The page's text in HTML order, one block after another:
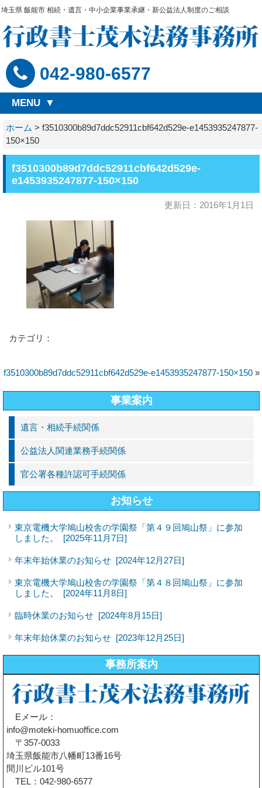
埼玉県 飯能市 相続・遺言・中小企業事業承継・新公益法人制度のご相談
042-980-6577
MENU
ホーム > f3510300b89d7ddc52911cbf642d529e-e1453935247877-
150×150
f3510300b89d7ddc52911cbf642d529e-
e1453935247877-150×150
更新日：2016年1月1日
カテゴリ：
f3510300b89d7ddc52911cbf642d529e-e1453935247877-150×150 »
事業案内
遺言・相続手続関係
公益法人関連業務手続関係
官公署各種許認可手続関係
お知らせ
東京電機大学鳩山校舎の学園祭「第４９回鳩山祭」に参加
しました。 [2025年11月7日]
年末年始休業のお知らせ [2024年12月27日]
東京電機大学鳩山校舎の学園祭「第４８回鳩山祭」に参加
しました。 [2024年11月8日]
臨時休業のお知らせ [2024年8月15日]
年末年始休業のお知らせ [2023年12月25日]
事務所案内
Eメール：
info@moteki-homuoffice.com
〒357-0033
埼玉県飯能市八幡町13番16号
間川ビル101号
TEL：042-980-6577